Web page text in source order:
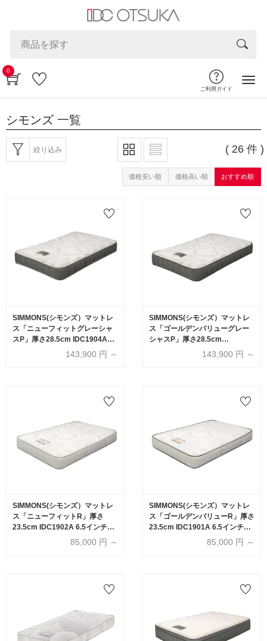
0
ご利用ガイド
シモンズ 一覧
絞り込み ( 26 件 )
価格安い順 価格高い順 おすすめ順
SIMMONS(シモンズ）マットレ
ス「ニューフィットグレーシャ
スP」厚さ28.5cm IDC1904A
6.5インチポケットコイル 全6サ
143,900 円 ～
SIMMONS(シモンズ）マットレ
ス「ゴールデンバリューグレー
シャスP」厚さ28.5cm
IDC1903A 6.5インチポケットコ
143,900 円 ～
SIMMONS(シモンズ）マットレ
ス「ニューフィットR」厚さ
23.5cm IDC1902A 6.5インチポ
ケットコイル 全6サイズ
85,000 円 ～
SIMMONS(シモンズ）マットレ
ス「ゴールデンバリューR」厚さ
23.5cm IDC1901A 6.5インチポ
ケットコイル 全6サイズ
85,000 円 ～